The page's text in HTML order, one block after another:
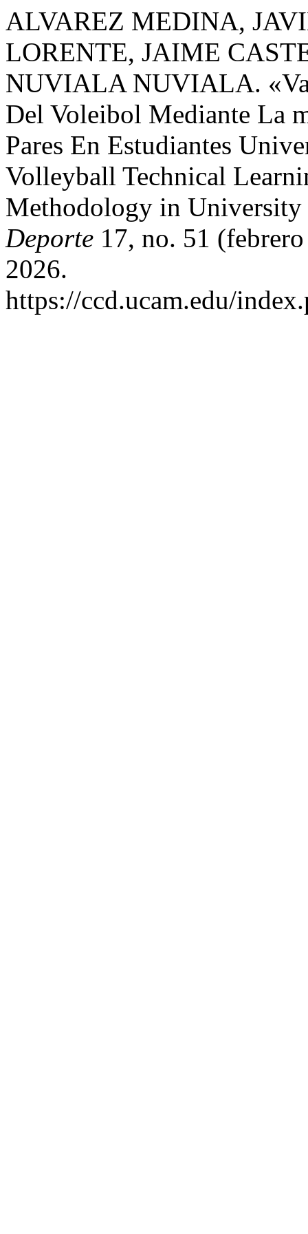
ALVAREZ MEDINA,
LORENTE, JAIME
NUVIALA NUVIALA.
Del Voleibol Mediante La
Pares En Estudiantes
Volleyball Technical
Methodology in
Deporte 17, no. 51
2026.
https://ccd.ucam.edu/